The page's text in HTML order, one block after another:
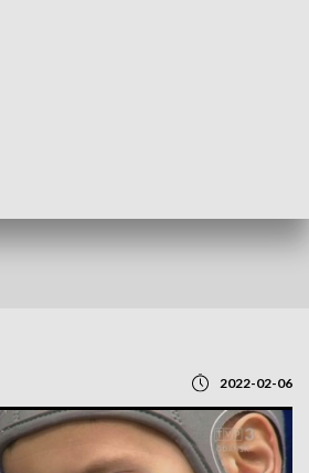
2022-02-06